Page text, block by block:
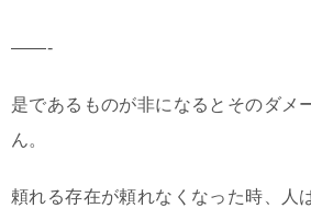
——-
是であるものが非になるとそのダメ
ん。
頼れる存在が頼れなくなった時、人